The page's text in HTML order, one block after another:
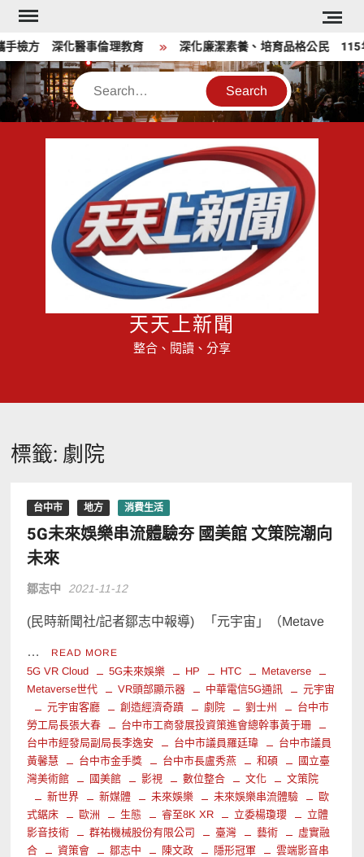
Skip
content
檢方 深化醫事倫理教育 深化廉潔素養、培育品格公民 115
Search
天天上新聞
整合、閱讀、分享
標籤: 劇院
台中市 地方 消費生活
5G未來娛樂串流體驗夯 國美館 文策院潮向
未來
鄒志中 2021-11-12
(民時新聞社/記者鄒志中報導) 「元宇宙」（Metave
… READ MORE
5G VR Cloud 5G未來娛樂 HP HTC
Metaverse
Metaverse世代
VR頭部顯示器 中華電信5G通訊
元宇宙
元宇宙客廳
創造經濟奇蹟 劇院 劉士州
台中市
勞工局長張大春
台中市工商發展投資策進會總幹事黃于珊
台中市經發局副局長李逸安
台中市議員羅廷瑋
台中市議員
黃馨慧
台中市金手獎 台中市長盧秀燕 和碩
國立臺
灣美術館
國美館 影視 數位整合 文化
文策院
新世界
新媒體 未來娛樂 未來娛樂串流體驗
歐
式鋸床
歐洲 生態 睿至8K XR 立委楊瓊瓔
立體
影音技術
群祐機械股份有限公司 臺灣 藝術
虛實融
合
資策會 鄒志中 陳文政 隱形冠軍
雲端影音串